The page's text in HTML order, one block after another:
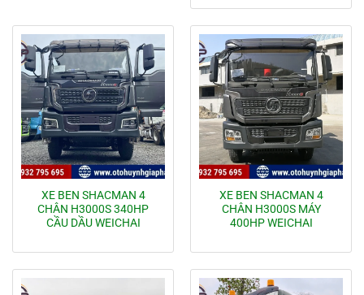
XE BEN SHACMAN 4
CHÂN H3000S 340HP
CẦU DẦU WEICHAI
XE BEN SHACMAN 4
CHÂN H3000S MÁY
400HP WEICHAI